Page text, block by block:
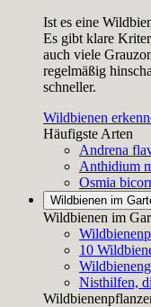
Ist es eine
Es gibt klare
auch viele
regelmäßig
schneller.
Wildbienen
Häufigste Arten
Andrena
Anthidium
Osmia
Wildbienen im
Wildbienen im
10
Nisthilfen,